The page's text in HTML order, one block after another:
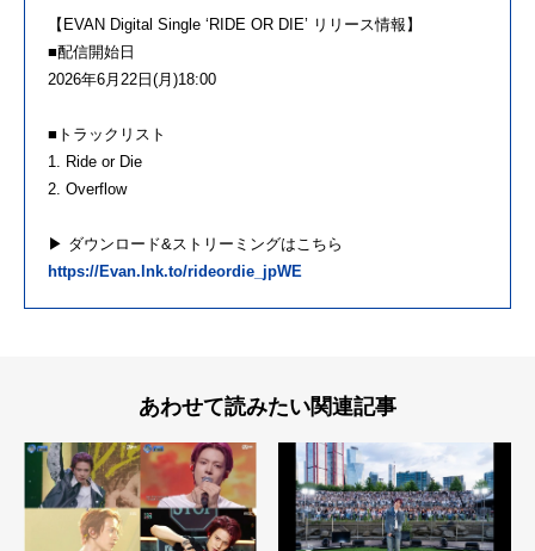
【EVAN Digital Single ‘RIDE OR DIE’ リリース情報】
■配信開始日
2026年6月22日(月)18:00
■トラックリスト
1. Ride or Die
2. Overflow
▶ ダウンロード&ストリーミングはこちら
https://Evan.lnk.to/rideordie_jpWE
あわせて読みたい関連記事